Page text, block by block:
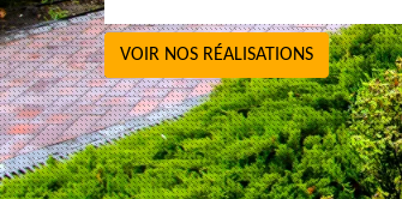
VOIR NOS RÉALISATIONS